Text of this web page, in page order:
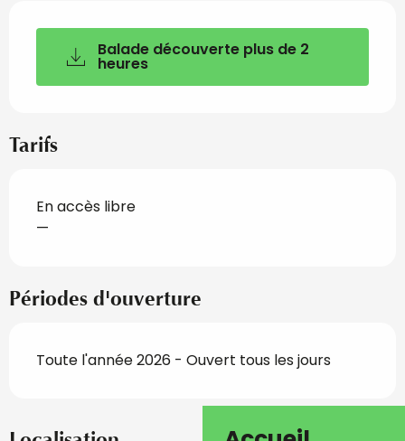
Balade découverte plus de 2
heures
Tarifs
En accès libre
—
Périodes d'ouverture
Toute l'année 2026 - Ouvert tous les jours